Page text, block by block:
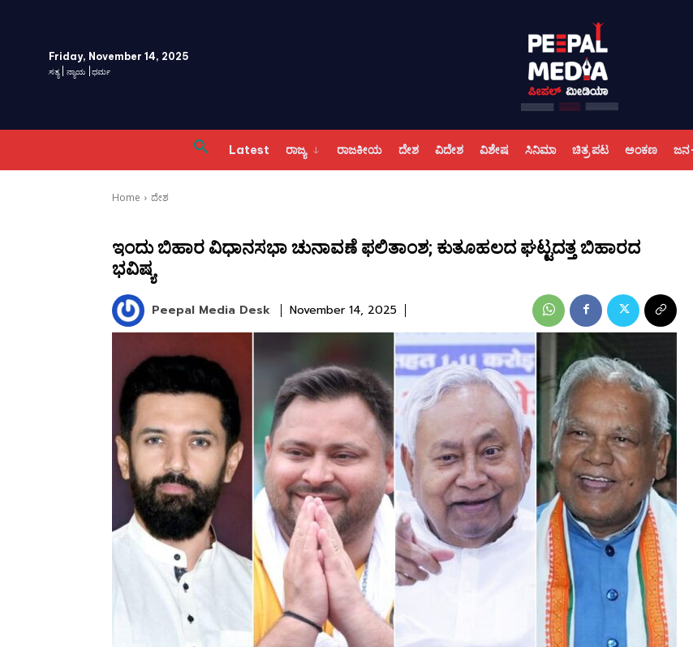
Friday, November 14, 2025
ಸತ್ಯ | ನ್ಯಾಯ |ಧರ್ಮ
Latest ರಾಜ್ಯ ರಾಜಕೀಯ ದೇಶ ವಿದೇಶ ವಿಶೇಷ ಸಿನಿಮಾ ಚಿತ್ರ ಪಟ ಅಂಕಣ
Home ದೇಶ
ಇಂದು ಬಿಹಾರ ವಿಧಾನಸಭಾ ಚುನಾವಣೆ ಫಲಿತಾಂಶ; ಕುತೂಹಲದ ಘಟ್ಟದತ್ತ ಬಿಹಾರದ
ಭವಿಷ್ಯ
Peepal Media Desk November 14, 2025